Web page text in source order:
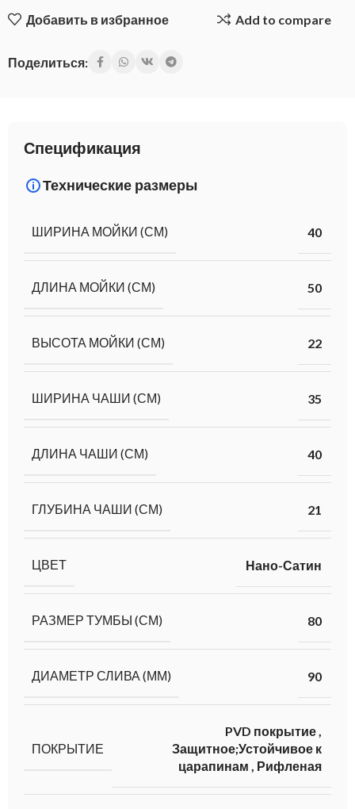
Добавить в избранное Add to compare
Поделиться:
Спецификация
Технические размеры
ШИРИНА МОЙКИ (СМ) 40
ДЛИНА МОЙКИ (СМ) 50
ВЫСОТА МОЙКИ (СМ) 22
ШИРИНА ЧАШИ (СМ) 35
ДЛИНА ЧАШИ (СМ) 40
ГЛУБИНА ЧАШИ (СМ) 21
ЦВЕТ Нано-Сатин
РАЗМЕР ТУМБЫ (СМ) 80
ДИАМЕТР СЛИВА (ММ) 90
ПОКРЫТИЕ
PVD покрытие,
Защитное;Устойчивое к
царапинам , Рифленая